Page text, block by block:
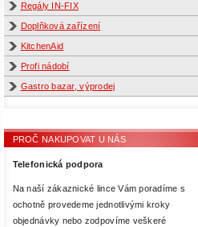
Regály IN-FIX
Doplňková zařízení
KitchenAid
Profi nádobí
Gastro bazar, výprodej
PROČ NAKUPOVAT U NÁS
Telefonická podpora
Na naší zákaznické lince Vám poradíme s
ochotně provedeme jednotlivými kroky
objednávky nebo zodpovíme veškeré